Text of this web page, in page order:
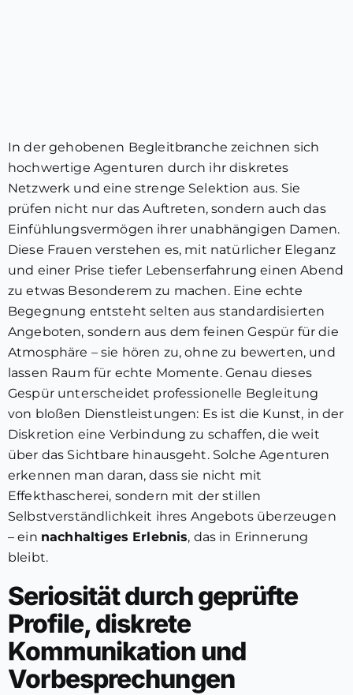
In der gehobenen Begleitbranche zeichnen sich
hochwertige Agenturen durch ihr diskretes
Netzwerk und eine strenge Selektion aus. Sie
prüfen nicht nur das Auftreten, sondern auch das
Einfühlungsvermögen ihrer unabhängigen Damen.
Diese Frauen verstehen es, mit natürlicher Eleganz
und einer Prise tiefer Lebenserfahrung einen Abend
zu etwas Besonderem zu machen. Eine echte
Begegnung entsteht selten aus standardisierten
Angeboten, sondern aus dem feinen Gespür für die
Atmosphäre – sie hören zu, ohne zu bewerten, und
lassen Raum für echte Momente. Genau dieses
Gespür unterscheidet professionelle Begleitung
von bloßen Dienstleistungen: Es ist die Kunst, in der
Diskretion eine Verbindung zu schaffen, die weit
über das Sichtbare hinausgeht. Solche Agenturen
erkennen man daran, dass sie nicht mit
Effekthascherei, sondern mit der stillen
Selbstverständlichkeit ihres Angebots überzeugen
– ein nachhaltiges Erlebnis, das in Erinnerung
bleibt.
Seriosität durch geprüfte
Profile, diskrete
Kommunikation und
Vorbesprechungen